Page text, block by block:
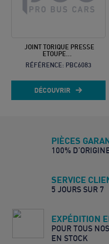
JOINT TORIQUE PRESSE
ETOUPE...
RÉFÉRENCE: PBC6083
DÉCOUVRIR
PIÈCES
100%
SERVICE
5 JOURS SUR 7
EXPÉDITION
POUR TOUS
EN STOCK